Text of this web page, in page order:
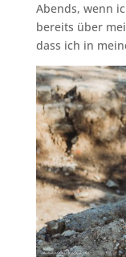
Abends, wenn
bereits über
dass ich in